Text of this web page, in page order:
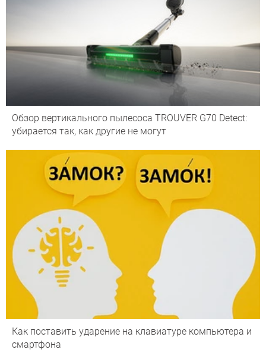
Обзор вертикального пылесоса TROUVER G70 Detect:
убирается так, как другие не могут
Как поставить ударение на клавиатуре компьютера и
смартфона